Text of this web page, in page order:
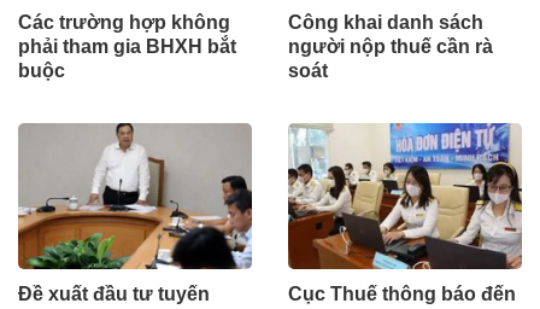
Các trường hợp không
phải tham gia BHXH bắt
buộc
Công khai danh sách
người nộp thuế cần rà
soát
Đề xuất đầu tư tuyến
Cục Thuế thông báo đến